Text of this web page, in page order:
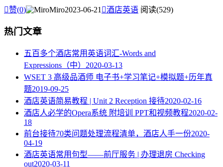
赞(0) Miro2023-06-21 酒店英语 阅读(529)
热门文章
五百多个酒店常用英语词汇-Words and
Expressions（中） 2020-03-13
WSET 3 高级品酒师 电子书+学习笔记+模拟题+历年真
题2019-09-25
酒店英语简易教程 | Unit 2 Reception 接待2020-02-16
酒店人必学的Opera系统 附培训 PPT和视频教程2020-02-
18
​前台接待70类问题处理流程清单，酒店人手一份2020-
04-19
酒店英语常用句型——前厅服务 | 办理退房 Checking
out2020-03-11